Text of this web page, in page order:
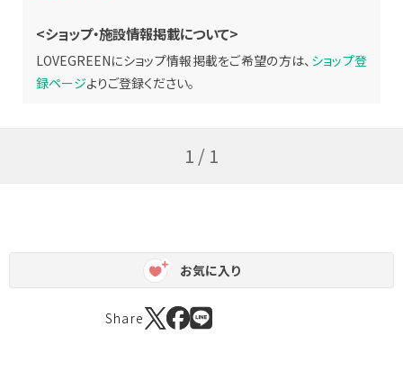
<ショップ・施設情報掲載について>
LOVEGREENにショップ情報掲載をご希望の方は、 ショップ登
録ページよりご登録ください。
1 / 1
お気に入り
Share